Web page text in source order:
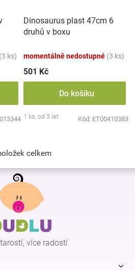
(3 ks)
Dinosaurus plast 47cm 6
druhů v boxu
momentálně nedostupné (3 ks)
501 Kč
Do košíku
1 ks, od 3 let Kód: ET00410383
O
v
l
d
a
c
í
p
r
celkem
více radostí